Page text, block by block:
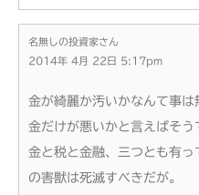
名無しの投資家さん
2014年 4月 22日 5:17pm
金が綺麗か汚いかなんて事は
金だけが悪いかと言えばそう
金と税と金融、三つとも有
の害獣は死滅すべきだが。